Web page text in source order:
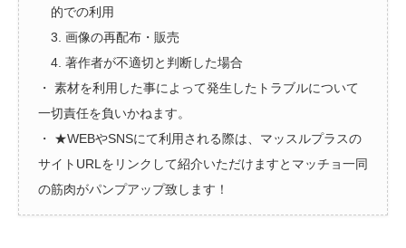
的での利用
3. 画像の再配布・販売
4. 著作者が不適切と判断した場合
・ 素材を利用した事によって発生したトラブルについて
一切責任を負いかねます。
・ ★WEBやSNSにて利用される際は、マッスルプラスの
サイトURLをリンクして紹介いただけますとマッチョ一同
の筋肉がパンプアップ致します！